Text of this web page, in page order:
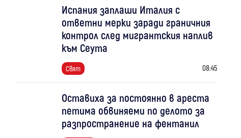
Испания заплаши Италия с
ответни мерки заради граничния
контрол след мигрантския наплив
към Сеута
Свят 08:45
Оставиха за постоянно в ареста
петима обвиняеми по делото за
разпространение на фентанил